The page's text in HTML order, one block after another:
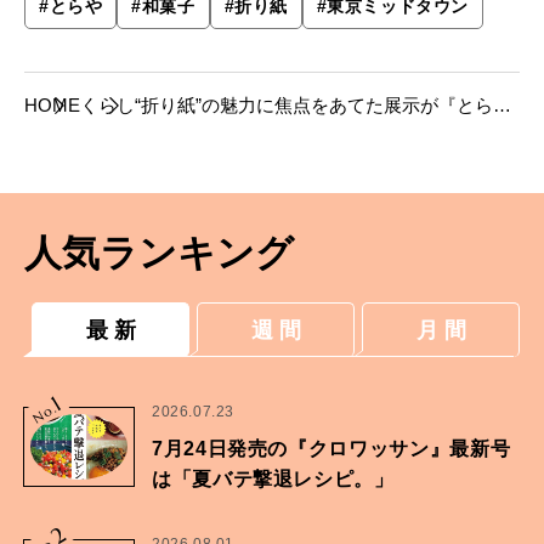
#とらや #和菓子 #折り紙 #東京ミッドタウン
HOME くらし“折り紙”の魅力に焦点をあてた展示が『とら
人気ランキング
最 新 週 間 月 間
No.
1 2026.07.23
7月24日発売の『クロワッサン』最新号
は「夏バテ撃退レシピ。」
2